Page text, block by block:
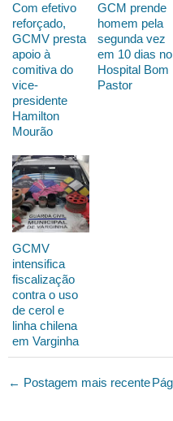
Com efetivo
reforçado,
GCMV presta
apoio à
comitiva do
vice-
presidente
Hamilton
Mourão
GCM prende
homem pela
segunda vez
em 10 dias no
Hospital Bom
Pastor
GCMV
intensifica
fiscalização
contra o uso
de cerol e
linha chilena
em Varginha
← Postagem mais recente